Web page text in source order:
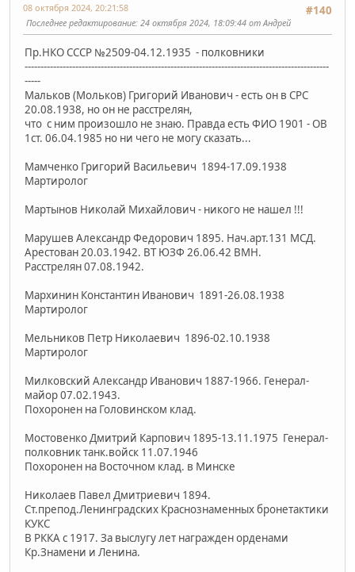
#140
08 октября 2024, 20:21:58
Последнее редактирование: 24 октября 2024, 18:09:44 от Андрей
Пр.НКО СССР №2509-04.12.1935 - полковники
------------------------------------------------------------------------------------------------
-----
Мальков (Мольков) Григорий Иванович - есть он в СРС
20.08.1938, но он не расстрелян,
что с ним произошло не знаю. Правда есть ФИО 1901 - ОВ
1ст. 06.04.1985 но ни чего не могу сказать...
Мамченко Григорий Васильевич 1894-17.09.1938
Мартиролог
Мартынов Николай Михайлович - никого не нашел !!!
Марушев Александр Федорович 1895. Нач.арт.131 МСД.
Арестован 20.03.1942. ВТ ЮЗФ 26.06.42 ВМН.
Расстрелян 07.08.1942.
Мархинин Константин Иванович 1891-26.08.1938
Мартиролог
Мельников Петр Николаевич 1896-02.10.1938
Мартиролог
Милковский Александр Иванович 1887-1966. Генерал-
майор 07.02.1943.
Похоронен на Головинском клад.
Мостовенко Дмитрий Карпович 1895-13.11.1975 Генерал-
полковник танк.войск 11.07.1946
Похоронен на Восточном клад. в Минске
Николаев Павел Дмитриевич 1894.
Ст.препод.Ленинградских Краснознаменных бронетактики
КУКС
В РККА с 1917. За выслугу лет награжден орденами
Кр.Знамени и Ленина.